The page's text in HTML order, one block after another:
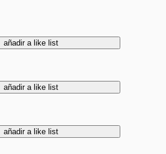
añadir a like list
añadir a like list
añadir a like list